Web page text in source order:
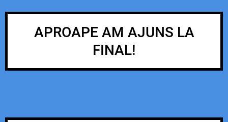
APROAPE AM AJUNS LA
FINAL!